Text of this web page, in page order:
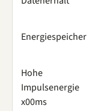
Energiespeicher
Hohe
Impulsenergie
x00ms